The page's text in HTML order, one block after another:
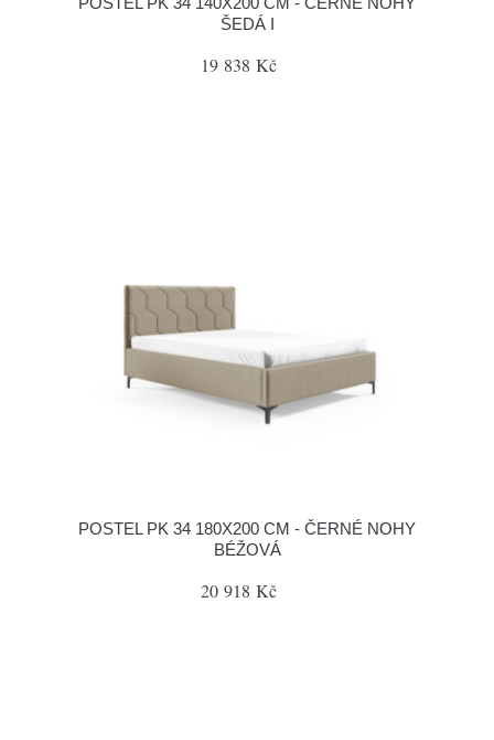
ŠEDÁ I
19 838 Kč
POSTEL PK 34 180X200 CM - ČERNÉ NOHY
BÉŽOVÁ
20 918 Kč